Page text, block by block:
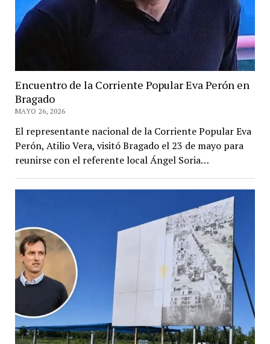
Encuentro de la Corriente Popular Eva Perón en
Bragado
MAYO 26, 2026
El representante nacional de la Corriente Popular Eva
Perón, Atilio Vera, visitó Bragado el 23 de mayo para
reunirse con el referente local Ángel Soria…